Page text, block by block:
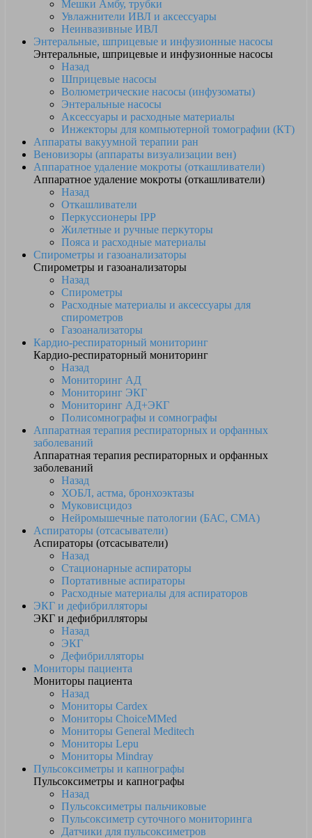
Мешки Амбу, трубки
Увлажнители ИВЛ и аксессуары
Неинвазивные ИВЛ
Энтеральные, шприцевые и инфузионные насосы
Энтеральные, шприцевые и инфузионные насосы
Назад
Шприцевые насосы
Волюметрические насосы (инфузоматы)
Энтеральные насосы
Аксессуары и расходные материалы
Инжекторы для компьютерной томографии (КТ)
Аппараты вакуумной терапии ран
Веновизоры (аппараты визуализации вен)
Аппаратное удаление мокроты (откашливатели)
Аппаратное удаление мокроты (откашливатели)
Назад
Откашливатели
Перкуссионеры IPP
Жилетные и ручные перкуторы
Пояса и расходные материалы
Спирометры и газоанализаторы
Спирометры и газоанализаторы
Назад
Спирометры
Расходные материалы и аксессуары для
спирометров
Газоанализаторы
Кардио-респираторный мониторинг
Кардио-респираторный мониторинг
Назад
Мониторинг АД
Мониторинг ЭКГ
Мониторинг АД+ЭКГ
Полисомнографы и сомнографы
Аппаратная терапия респираторных и орфанных
заболеваний
Аппаратная терапия респираторных и орфанных
заболеваний
Назад
ХОБЛ, астма, бронхоэктазы
Муковисцидоз
Нейромышечные патологии (БАС, СМА)
Аспираторы (отсасыватели)
Аспираторы (отсасыватели)
Назад
Стационарные аспираторы
Портативные аспираторы
Расходные материалы для аспираторов
ЭКГ и дефибрилляторы
ЭКГ и дефибрилляторы
Назад
ЭКГ
Дефибрилляторы
Мониторы пациента
Мониторы пациента
Назад
Мониторы Cardex
Мониторы ChoiceMMed
Мониторы General Meditech
Мониторы Lepu
Мониторы Mindray
Пульсоксиметры и капнографы
Пульсоксиметры и капнографы
Назад
Пульсоксиметры пальчиковые
Пульсоксиметр суточного мониторинга
Датчики для пульсоксиметров